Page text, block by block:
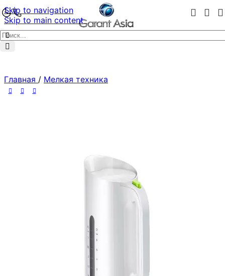
Skip to navigation
Skip to main content
Главная / Мелкая техника